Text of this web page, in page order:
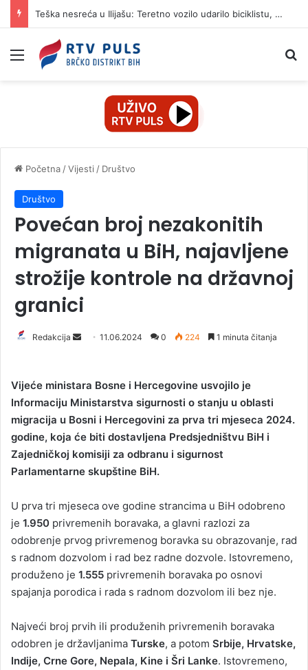
Teška nesreća u Ilijašu: Teretno vozilo udarilo biciklistu, 75-godišnjak zadržan u bolnici
Izbornik
Početna /Vijesti / Društvo
Društvo
Povećan broj nezakonitih
migranata u BiH, najavljene
strožije kontrole na državnoj
granici
Redakcija
d
a
n
e
m
a
11.06.2024 0 224 1 minuta čitanja
Vijeće ministara Bosne i Hercegovine usvojilo je
Informaciju Ministarstva sigurnosti o stanju u oblasti
migracija u Bosni i Hercegovini za prva tri mjeseca 2024.
godine, koja će biti dostavljena Predsjedništvu BiH i
Zajedničkoj komisiji za odbranu i sigurnost
Parlamentarne skupštine BiH.
U prva tri mjeseca ove godine strancima u BiH odobreno
je 1.950 privremenih boravaka, a glavni razlozi za
odobrenje prvog privremenog boravka su obrazovanje, rad
s radnom dozvolom i rad bez radne dozvole. Istovremeno,
produženo je 1.555 privremenih boravaka po osnovi
spajanja porodica i rada s radnom dozvolom ili bez nje.
Najveći broj prvih ili produženih privremenih boravaka
odobren je državljanima Turske, a potom Srbije, Hrvatske,
Indije, Crne Gore, Nepala, Kine i Šri Lanke. Istovremeno,